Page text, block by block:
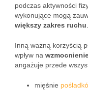
podczas aktywności
wykonujące mogą
większy zakres ruchu
Inną ważną korzyścią
wpływ na
angażuje przede
mięśnie